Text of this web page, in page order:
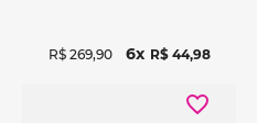
R$ 269,90 6 R$ 44,98